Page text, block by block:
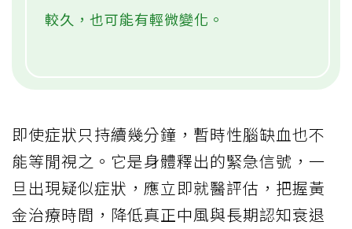
較久，也可能有輕微變化。
即使症狀只持續幾分鐘，暫時性腦缺血也不
能等閒視之。它是身體釋出的緊急信號，一
旦出現疑似症狀，應立即就醫評估，把握黃
金治療時間，降低真正中風與長期認知衰退